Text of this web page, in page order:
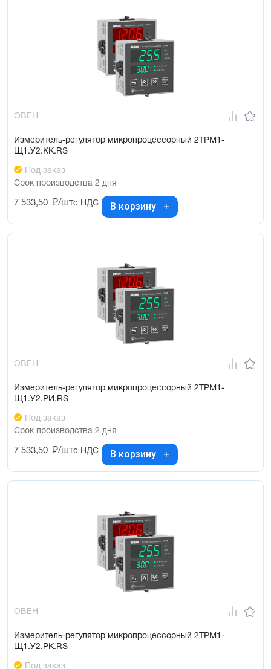
ОВЕН
Измеритель-регулятор микропроцессорный 2ТРМ1-
Щ1.У2.КК.RS
Под заказ
Срок производства 2 дня
7 533,50 ₽/штс НДС В корзину
ОВЕН
Измеритель-регулятор микропроцессорный 2ТРМ1-
Щ1.У2.РИ.RS
Под заказ
Срок производства 2 дня
7 533,50 ₽/штс НДС В корзину
ОВЕН
Измеритель-регулятор микропроцессорный 2ТРМ1-
Щ1.У2.РК.RS
Под заказ